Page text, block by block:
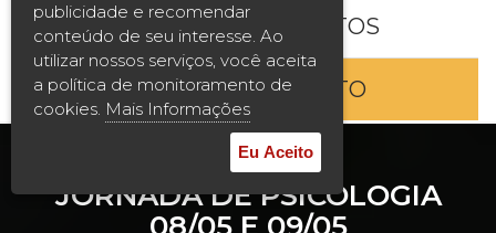
Vestibular
2ª Graduação
Transferência
Reingresso
BOLSAS E DESCONTOS
ENTRE EM CONTATO
JORNADA DE PSICOLOGIA
publicidade e recomendar
conteúdo de seu interesse. Ao
utilizar nossos serviços, você aceita
a política de monitoramento de
cookies. Mais Informações
Eu Aceito